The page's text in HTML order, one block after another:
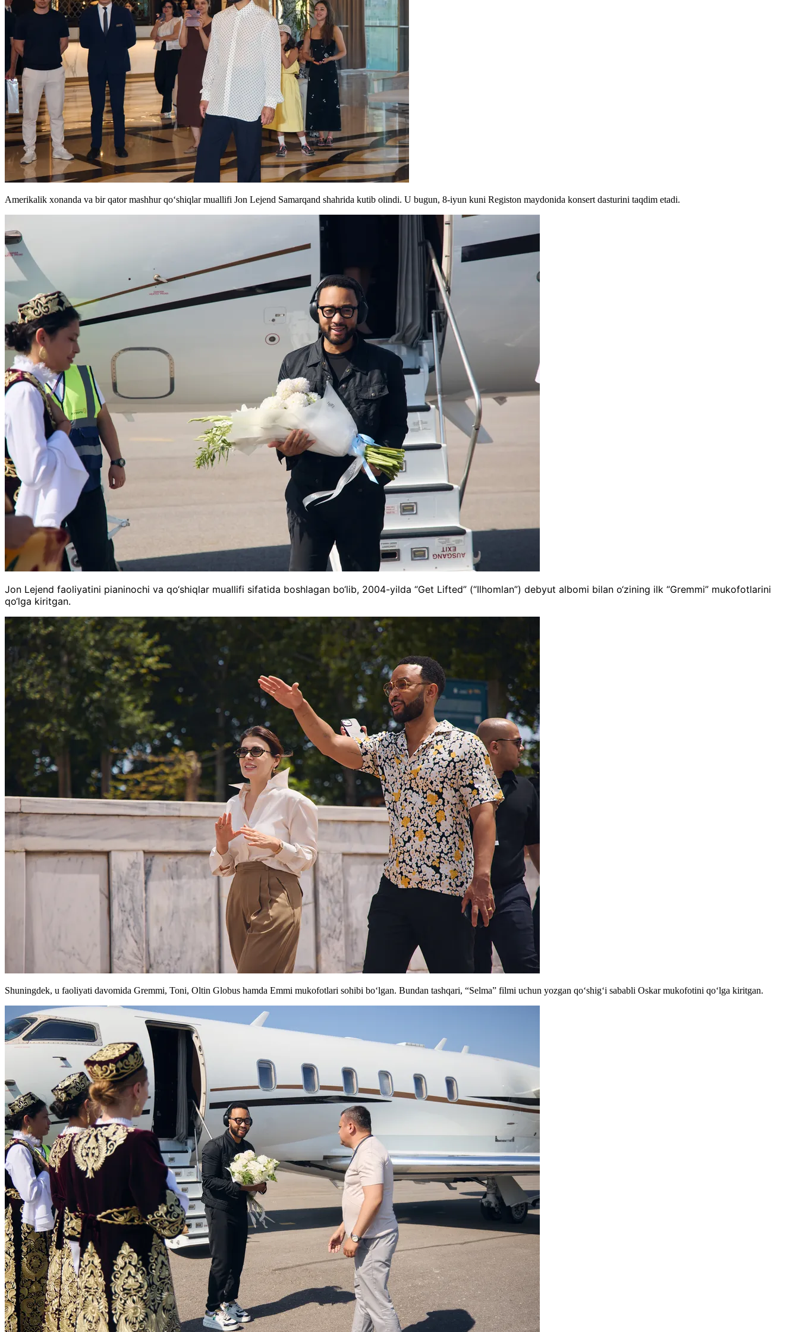
Amerikalik xonanda va bir qator mashhur qoʻshiqlar muallifi Jon Lejend Samarqand shahrida kutib olindi. U bugun, 8-iyun kuni Registon maydonida konsert dasturini taqdim etadi.
Jon Lejend faoliyatini pianinochi va qo‘shiqlar muallifi sifatida boshlagan bo‘lib, 2004-yilda “Get Lifted” (“Ilhomlan”) debyut albomi bilan o‘zining ilk “Gremmi” mukofotlarini
qo‘lga kiritgan.
Shuningdek, u faoliyati davomida Gremmi, Toni, Oltin Globus hamda Emmi mukofotlari sohibi boʻlgan. Bundan tashqari, “Selma” filmi uchun yozgan qoʻshigʻi sababli Oskar mukofotini qoʻlga kiritgan.